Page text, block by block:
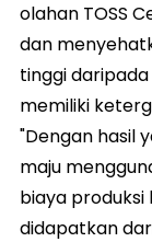
olahan TOSS
dan
tinggi
memiliki
"Dengan hasil
maju
biaya
didapatkan